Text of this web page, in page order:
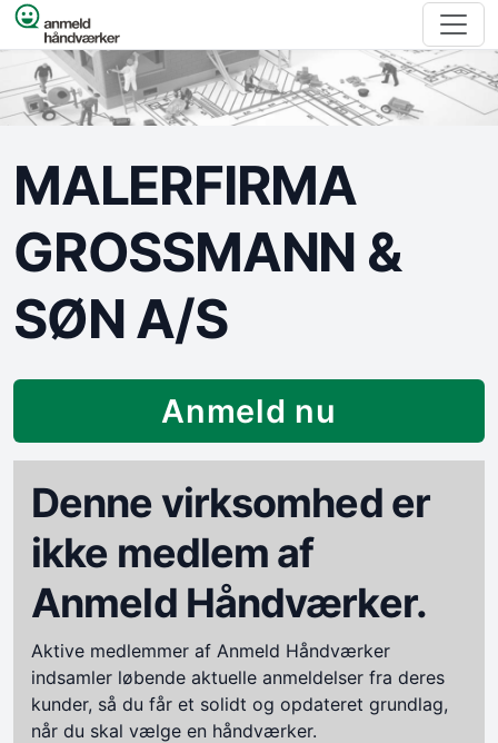
Spring til indhold
MALERFIRMA
GROSSMANN &
SØN A/S
Anmeld nu
Denne virksomhed er
ikke medlem af
Anmeld Håndværker.
Aktive medlemmer af Anmeld Håndværker
indsamler løbende aktuelle anmeldelser fra deres
kunder, så du får et solidt og opdateret grundlag,
når du skal vælge en håndværker.